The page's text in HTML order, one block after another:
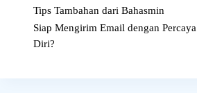
Tips Tambahan dari Bahasmin
Siap Mengirim Email dengan Percaya
Diri?